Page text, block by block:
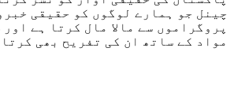
چینل جو ہمارے لوگوں کو حقیقی
پروگراموں سے مالا مال کرتا ہے
مواد کے ساتھ ان کی تفریح ​​بھی کرتا